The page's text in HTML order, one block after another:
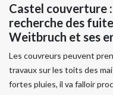
Castel couverture
recherche des
Weitbruch et ses
Les couvreurs peuvent
travaux sur les toits des
fortes pluies, il va falloir